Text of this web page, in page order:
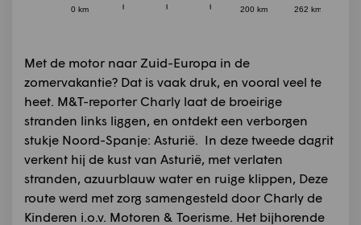
0 km 200 km 262 km
Met de motor naar Zuid-Europa in de
zomervakantie? Dat is vaak druk, en vooral veel te
heet. M&T-reporter Charly laat de broeirige
stranden links liggen, en ontdekt een verborgen
stukje Noord-Spanje: Asturië. In deze tweede dagrit
verkent hij de kust van Asturië, met verlaten
stranden, azuurblauw water en ruige klippen, Deze
route werd met zorg samengesteld door Charly de
Kinderen i.o.v. Motoren & Toerisme. Het bijhorende